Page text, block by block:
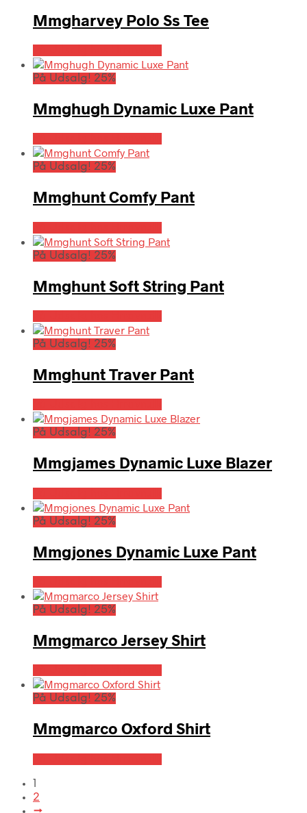
Mmgharvey Polo Ss Tee
På Udsalg! 25%
Mmghugh Dynamic Luxe Pant
På Udsalg! 25%
Mmghunt Comfy Pant
På Udsalg! 25%
Mmghunt Soft String Pant
På Udsalg! 25%
Mmghunt Traver Pant
På Udsalg! 25%
Mmgjames Dynamic Luxe Blazer
På Udsalg! 25%
Mmgjones Dynamic Luxe Pant
På Udsalg! 25%
Mmgmarco Jersey Shirt
På Udsalg! 25%
Mmgmarco Oxford Shirt
1
2